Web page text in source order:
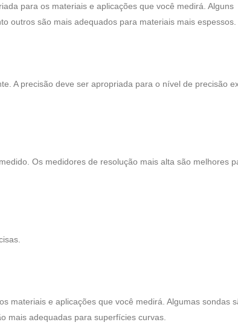
para os materiais e aplicações que você medirá. Alguns
outros são mais adequados para materiais mais espessos.
A precisão deve ser apropriada para o nível de precisão
Os medidores de resolução mais alta são melhores
materiais e aplicações que você medirá. Algumas sondas
mais adequadas para superfícies curvas.